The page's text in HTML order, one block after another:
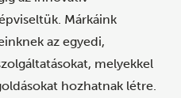
Márkáink
az egyedi,
melyekkel
hozhatnak létre.